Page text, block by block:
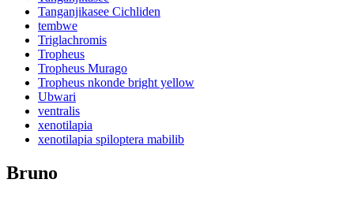
Tanganjikasee Cichliden
tembwe
Triglachromis
Tropheus
Tropheus Murago
Tropheus nkonde bright yellow
Ubwari
ventralis
xenotilapia
xenotilapia spiloptera mabilib
Bruno